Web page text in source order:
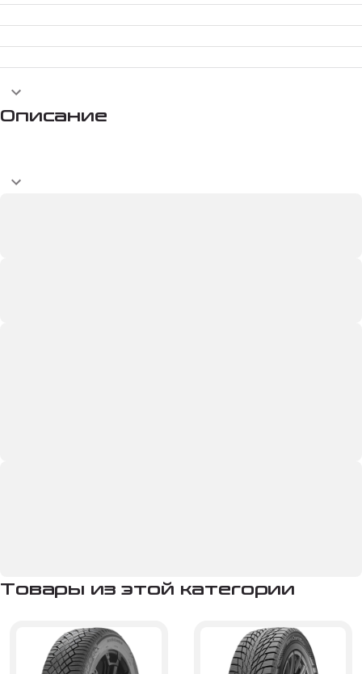
Описание
Товары из этой категории